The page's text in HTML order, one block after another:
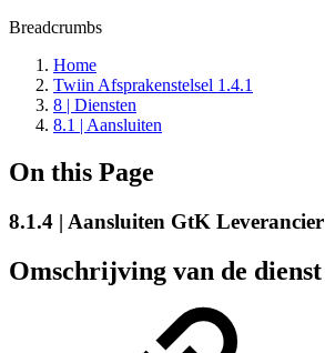
Breadcrumbs
Home
Twiin Afsprakenstelsel 1.4.1
8 | Diensten
8.1 | Aansluiten
On this Page
8.1.4 | Aansluiten GtK Leverancier
Omschrijving van de dienst